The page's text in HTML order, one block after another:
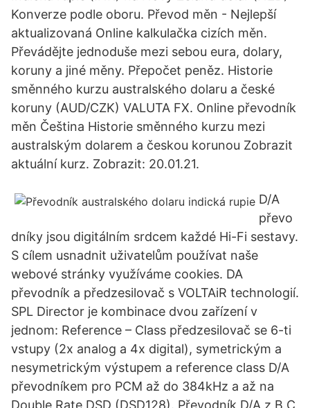
Konverze podle oboru. Převod měn - Nejlepší
aktualizovaná Online kalkulačka cizích měn.
Převádějte jednoduše mezi sebou eura, dolary,
koruny a jiné měny. Přepočet peněz. Historie
směnného kurzu australského dolaru a české
koruny (AUD/CZK) VALUTA FX. Online převodník
měn Čeština Historie směnného kurzu mezi
australským dolarem a českou korunou Zobrazit
aktuální kurz. Zobrazit: 20.01.21.
D/A
převo
dníky jsou digitálním srdcem každé Hi-Fi sestavy.
S cílem usnadnit uživatelům používat naše
webové stránky využíváme cookies. DA
převodník a předzesilovač s VOLTAiR technologií.
SPL Director je kombinace dvou zařízení v
jednom: Reference – Class předzesilovač se 6-ti
vstupy (2x analog a 4x digital), symetrickým a
nesymetrickým výstupem a reference class D/A
převodníkem pro PCM až do 384kHz a až na
Double Rate DSD (DSD128). Převodník D/A z B C